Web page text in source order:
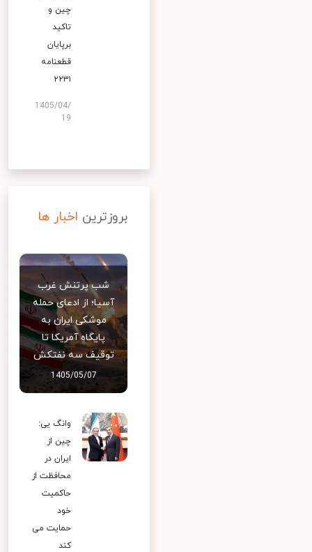
چین و
تاکید
برپایان
قطعنامه
۲۲۳۱
1405/04/
19
بروزترین اخبار ها
شب پرتنش غرب
آسیا؛ از ادعای حمله
موشکی ایران به
پایگاه آمریکا تا
توقیف سه نفتکش
1405/05/07
وانگ یی:
چین از
ایران در
محافظت از
حاکمیت
خود
حمایت می
کند